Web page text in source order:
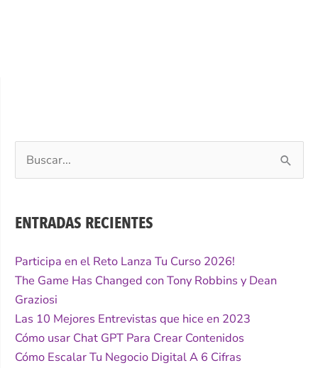
Buscar
por:
ENTRADAS RECIENTES
Participa en el Reto Lanza Tu Curso 2026!
The Game Has Changed con Tony Robbins y Dean
Graziosi
Las 10 Mejores Entrevistas que hice en 2023
Cómo usar Chat GPT Para Crear Contenidos
Cómo Escalar Tu Negocio Digital A 6 Cifras